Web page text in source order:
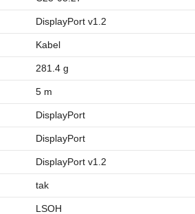
DisplayPort v1.2
Kabel
281.4 g
5 m
DisplayPort
DisplayPort
DisplayPort v1.2
tak
LSOH